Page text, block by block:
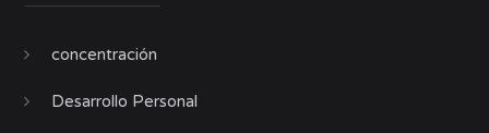
concentración
Desarrollo Personal